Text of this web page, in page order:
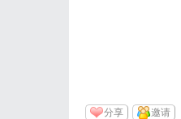
分享 邀请